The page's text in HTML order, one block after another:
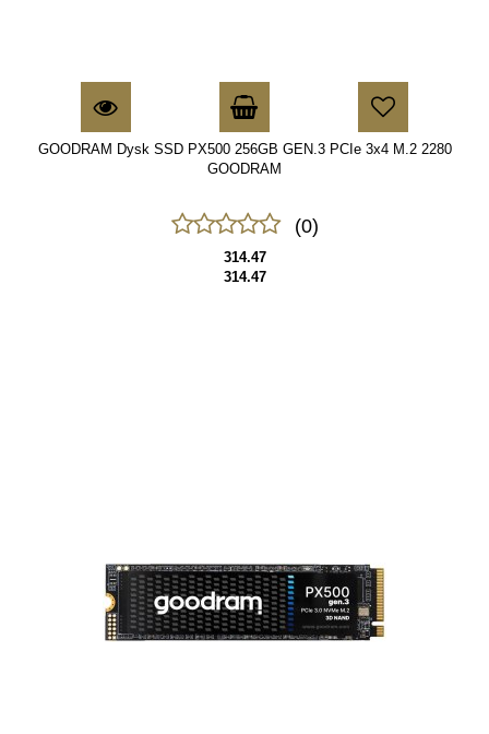
GOODRAM Dysk SSD PX500 256GB GEN.3 PCIe 3x4 M.2 2280
GOODRAM
(0)
314.47
314.47